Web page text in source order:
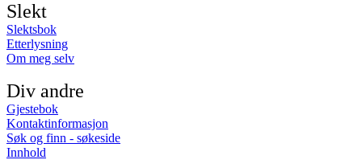
Slekt
Slektsbok
Etterlysning
Om meg selv
Div andre
Gjestebok
Kontaktinformasjon
Søk og finn - søkeside
Innhold